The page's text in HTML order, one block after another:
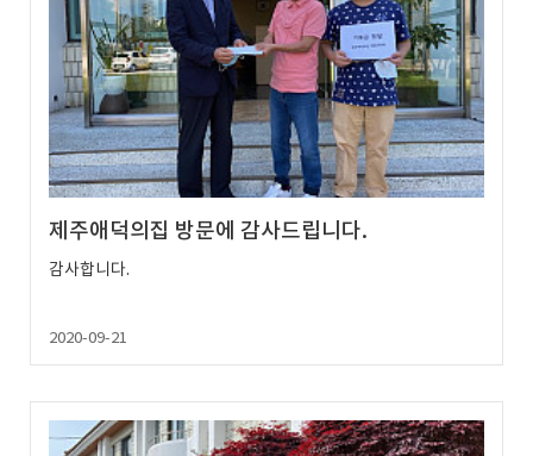
제주애덕의집 방문에 감사드립니다.
감사합니다.
2020-09-21